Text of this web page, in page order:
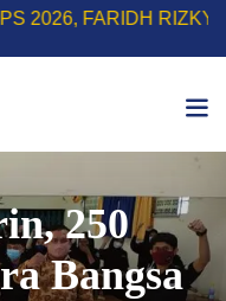
RIZKY
250
Bangsa